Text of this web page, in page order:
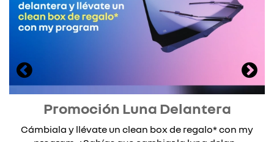
Promoción Luna Delantera
Cámbiala y llévate un clean box de regalo* con my